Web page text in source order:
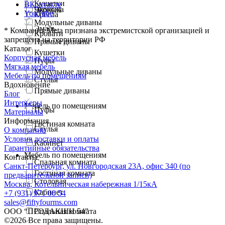
Кушетки
Модульные диваны
Прямые диваны
Пуфы
Стулья
Мебель по помещениям
Гостиная комната
Кабинет
Спальная комната
Столовая
Кресла
Кровати
Кушетки
Модульные диваны
Прямые диваны
Пуфы
Стулья
Мебель по помещениям
Гостиная комната
Кабинет
Спальная комната
Черный
Экокожа
Эмаль
ВКонтакте
YouTube
* Компания Meta признана экстремистской организацией и
запрещена на территории РФ
Каталог
Корпусная мебель
Мягкая мебель
Мебель по помещениям
Вдохновение
Блог
Интерьеры
Материалы
Информация
О компании
Условия доставки и оплаты
Гарантийные обязательства
Контакты
Санкт-Петербург, ул. Новгородская 23А, офис 340 (по
предварительной записи)
Москва, Котельническая набережная 1/15кА
+7 (931) 971 00 54
sales@fiftyfourms.com
ООО “ПРОДАКШН 54”
©2026 Все права защищены.